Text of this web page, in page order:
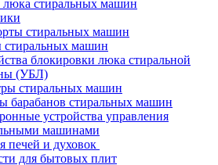
люка стиральных машин
стиральных машин
машин
блокировки люка стиральной
(УБЛ)
стиральных машин
барабанов стиральных машин
устройства управления
машинами
печей и духовок
для бытовых плит